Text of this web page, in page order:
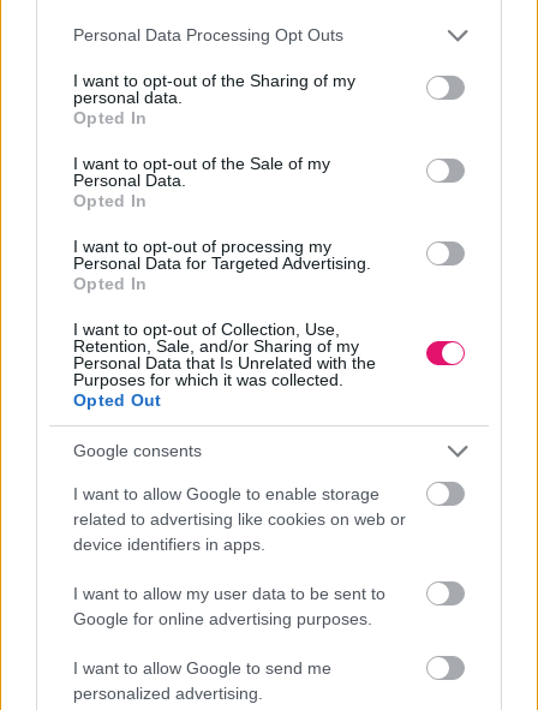
Please note that this website/app uses one or more Google
not limited to your visit or usage behaviour. You may click to
grant or deny consent to Google and its third-party tags to
use your data for below specified purposes in below Google
consent section.
Personal Data Processing Opt Outs
I want to opt-out of the Sharing of my
personal data.
Opted In
I want to opt-out of the Sale of my
Personal Data.
Opted In
I want to opt-out of processing my
Personal Data for Targeted Advertising.
Opted In
I want to opt-out of Collection, Use,
Retention, Sale, and/or Sharing of my
Personal Data that Is Unrelated with the
Purposes for which it was collected.
Opted Out
Google consents
I want to allow Google to enable storage
related to advertising like cookies on web or
device identifiers in apps.
I want to allow my user data to be sent to
Google for online advertising purposes.
I want to allow Google to send me
personalized advertising.
Hirdetés